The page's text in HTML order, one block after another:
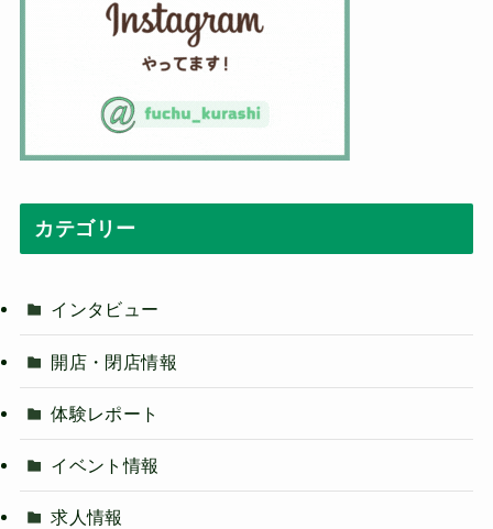
カテゴリー
インタビュー
開店・閉店情報
体験レポート
イベント情報
求人情報